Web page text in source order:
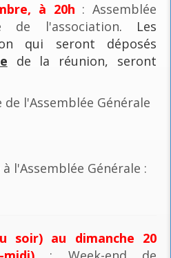
à 20h : Assemblée
de l'association. Les
qui seront déposés
de la réunion, seront
l'Assemblée Générale
l'Assemblée Générale :
soir) au dimanche 20